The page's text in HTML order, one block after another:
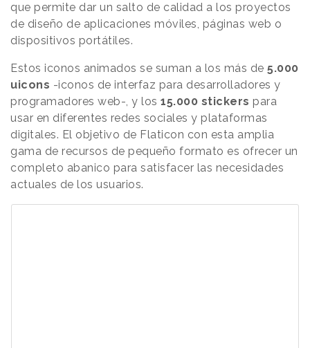
que permite dar un salto de calidad a los proyectos
de diseño de aplicaciones móviles, páginas web o
dispositivos portátiles.
Estos iconos animados se suman a los más de 5.000
uicons -iconos de interfaz para desarrolladores y
programadores web-, y los 15.000 stickers para
usar en diferentes redes sociales y plataformas
digitales. El objetivo de Flaticon con esta amplia
gama de recursos de pequeño formato es ofrecer un
completo abanico para satisfacer las necesidades
actuales de los usuarios.